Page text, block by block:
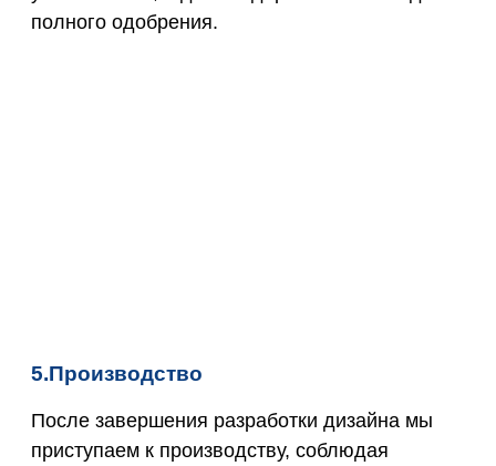
полного одобрения.
5.Производство
После завершения разработки дизайна мы
приступаем к производству, соблюдая